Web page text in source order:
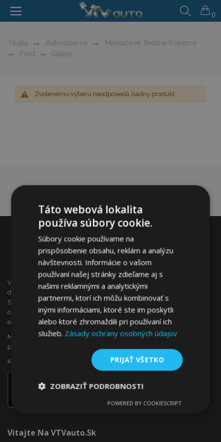
0
Titulka Autokoberce
Maskačové Textilné Koberce
Ford
Galaxy
Zvolenému výberu neodpovedá žiadny produkt.
VTVauto je maloobchodným predajcom a veľkoobchodným
dodávateľom autopríslušenstva a autodoplnkov na
Slovensku, ako sú napr.: ozdobné kryty kolies (puklice),
okenné deflektory, autopoťahy, autorohože, chrómové kryty
a rámy, ...
Máte záujem o dropshipping, alebo sa chcete stať našim
partnerom?
Kontaktujte nás ešte dnes!
Vitajte Na VTVauto.sk
Táto webová lokalita
používa súbory cookie.
Súbory cookie používame na
prispôsobenie obsahu, reklám a analýzu
návštevnosti. Informácie o vašom
používaní našej stránky zdieľame aj s
našimi reklamnými a analytickými
partnermi, ktorí ich môžu kombinovať s
inými informáciami, ktoré ste im poskytli
alebo ktoré zhromaždili pri používaní ich
služieb. Zásady ochrany osobných údajov
PRIJAŤ VŠETKO
ZOBRAZIŤ PODROBNOSTI
Výkonnosť Cielenie
POWERED BY COOKIESCRIPT